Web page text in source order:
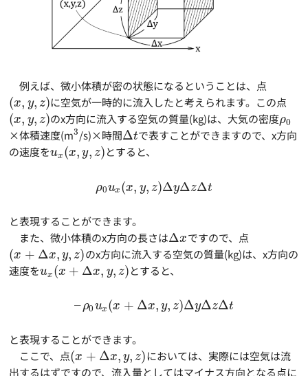
例えば、微小体積が密の状態になるということは、点
(x, y, z)に空気が一時的に流入したと考えられます。この点
(x, y, z)のx方向に流入する空気の質量(kg)は、大気の密度ρ0
×体積速度(m3/s)×時間Δtで表すことができますので、x方向
の速度をux (x, y, z)とすると、
ρ0ux (x, y, z)ΔyΔzΔt
と表現することができます。
また、微小体積のx方向の長さはΔxですので、点
(x + Δx, y, z)のx方向に流入する空気の質量(kg)は、x方向の
速度をux (x + Δx, y, z)とすると、
– ρ0ux (x + Δx, y, z)ΔyΔzΔt
と表現することができます。
ここで、点(x + Δx, y, z)においては、実際には空気は流
出するはずですので、流入量としてはマイナス方向となる点に